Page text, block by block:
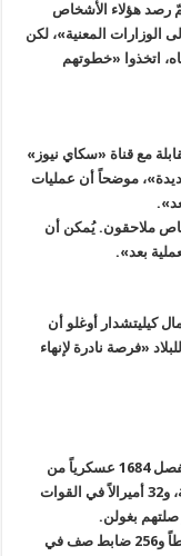
رصد هؤلاء الأشخاص
الوزارات المعنية»، لكن
اتخذوا «خطوتهم
مع قناة «سكاي نيوز»
موضحاً أن عمليات
ملاحقون. يُمكن أن
بعد».
كيليتشدار أوغلو أن
«فرصة نادرة لإنهاء
وأصدرت الحكومة التركية، أمس، مرسوماً يقضي بفصل 1684 عسكرياً من
القوات المُسلّحة، بينهم 87 جنرالاً في القوات البرية، و32 أميرالاً في القوات
ووفقا لنص المرسوم، تمّ فصل 87 جنرالاً و726 ضابطاً و256 ضابط صف في